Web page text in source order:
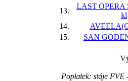
13.
LAST OPERA
kl
14.
15.
SAN
Poplatek: stáje FVE